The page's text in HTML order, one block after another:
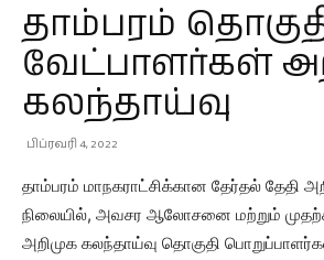
தாம்பரம்
வேட்பாளர்கள்
கலந்தாய்வு
பிப்ரவரி 4, 2022
தாம்பரம் மாநகராட்சிக்கான தேர்தல் தேதி
நிலையில், அவசர ஆலோசனை மற்றும்
அறிமுக கலந்தாய்வு தொகுதி